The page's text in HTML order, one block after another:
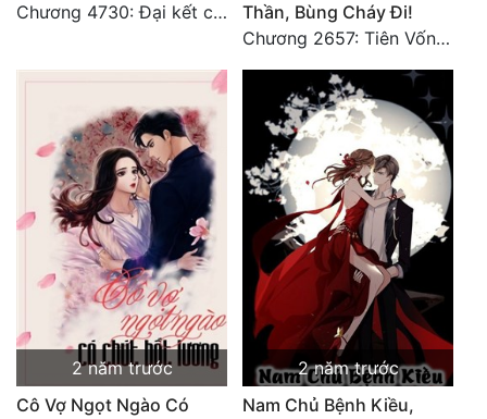
Chương 4730: Đại kết cục
Thần, Bùng Cháy Đi!
Chương 2657: Tiên Vốn Vô Lương (15). HẾT.
2 năm trước
Cô Vợ Ngọt Ngào Có
2 năm trước
Nam Chủ Bệnh Kiều,